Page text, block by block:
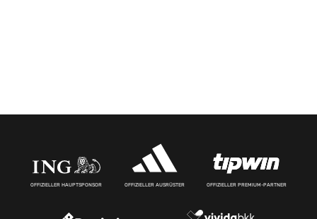
OFFIZIELLER HAUPTSPONSOR OFFIZIELLER AUSRÜSTER OFFIZIELLER PREMIUM-PARTNER